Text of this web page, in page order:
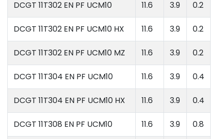
DCGT 11T302 EN PF UCM10 11.6 3.9 0.2
DCGT 11T302 EN PF UCM10 HX 11.6 3.9 0.2
DCGT 11T302 EN PF UCM10 MZ 11.6 3.9 0.2
DCGT 11T304 EN PF UCM10 11.6 3.9 0.4
DCGT 11T304 EN PF UCM10 HX 11.6 3.9 0.4
DCGT 11T308 EN PF UCM10 11.6 3.9 0.8